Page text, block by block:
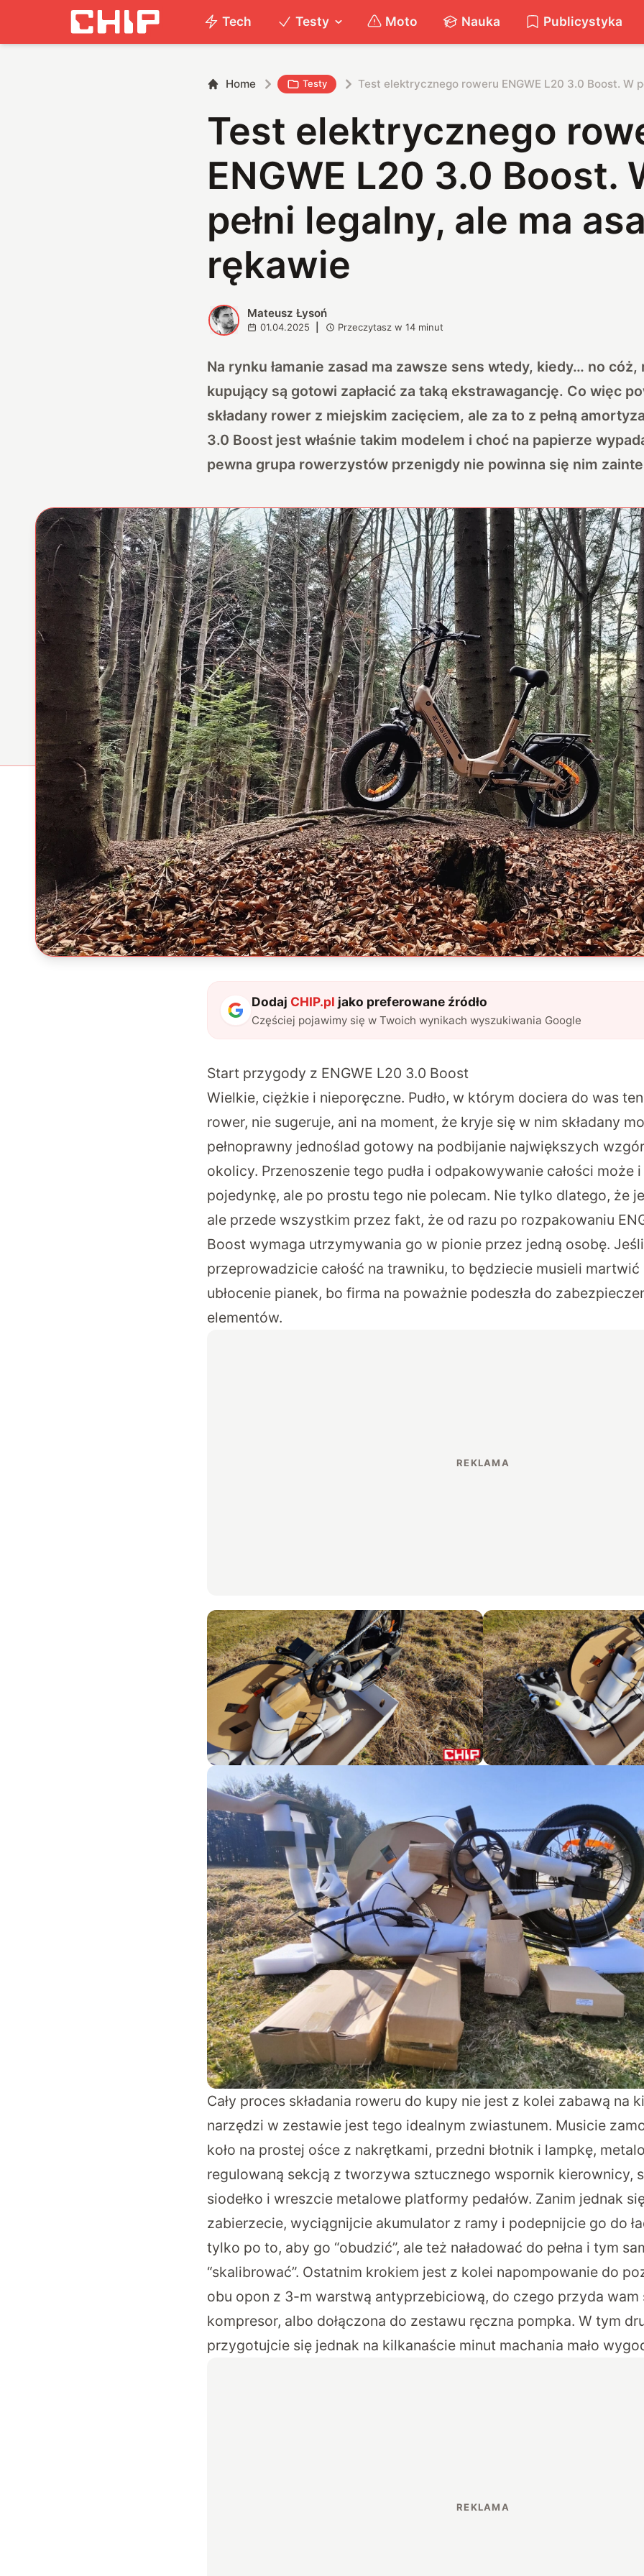
Tech Testy Moto Nauka Publicystyka
Home Testy Test elektrycznego roweru ENGWE L20 3.0 Boost. W
Test elektrycznego
ENGWE L20 3.0 Boost.
pełni legalny, ale ma
rękawie
M Mateusz Łysoń
01.04.2025 Przeczytasz w14 minut
Na rynku łamanie zasad ma zawsze sens wtedy, kiedy… no cóż,
kupujący są gotowi zapłacić za taką ekstrawagancję. Co więc
składany rower z miejskim zacięciem, ale za to z pełną
3.0 Boost jest właśnie takim modelem i choć na papierze
pewna grupa rowerzystów przenigdy nie powinna się nim
Dodaj CHIP.pl jako preferowane źródło
Częściej pojawimy się w Twoich wynikach wyszukiwania Google
Start przygody z ENGWE L20 3.0 Boost
Wielkie, ciężkie i nieporęczne. Pudło, w którym dociera do was
rower, nie sugeruje, ani na moment, że kryje się w nim składany
pełnoprawny jednoślad gotowy na podbijanie największych
okolicy. Przenoszenie tego pudła i odpakowywanie całości może
pojedynkę, ale po prostu tego nie polecam. Nie tylko dlatego, że
ale przede wszystkim przez fakt, że od razu po rozpakowaniu
Boost wymaga utrzymywania go w pionie przez jedną osobę.
przeprowadzicie całość na trawniku, to będziecie musieli
ubłocenie pianek, bo firma na poważnie podeszła do
elementów.
Cały proces składania roweru do kupy nie jest z kolei zabawą na
narzędzi w zestawie jest tego idealnym zwiastunem. Musicie
koło na prostej ośce z nakrętkami, przedni błotnik i lampkę,
regulowaną sekcją z tworzywa sztucznego wspornik kierownicy,
siodełko i wreszcie metalowe platformy pedałów. Zanim jednak
zabierzecie, wyciągnijcie akumulator z ramy i podepnijcie go do
tylko po to, aby go “obudzić”, ale też naładować do pełna i tym
“skalibrować”. Ostatnim krokiem jest z kolei napompowanie do
obu opon z 3-m warstwą antyprzebiciową, do czego przyda wam
kompresor, albo dołączona do zestawu ręczna pompka. W tym
przygotujcie się jednak na kilkanaście minut machania mało